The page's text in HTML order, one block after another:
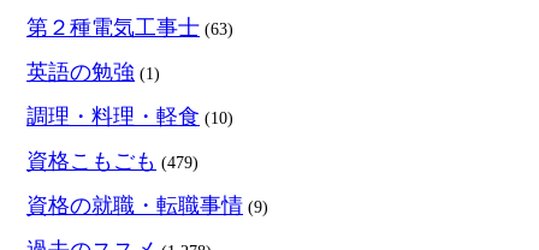
第２種電気工事士 (63)
英語の勉強 (1)
調理・料理・軽食 (10)
資格こもごも (479)
資格の就職・転職事情 (9)